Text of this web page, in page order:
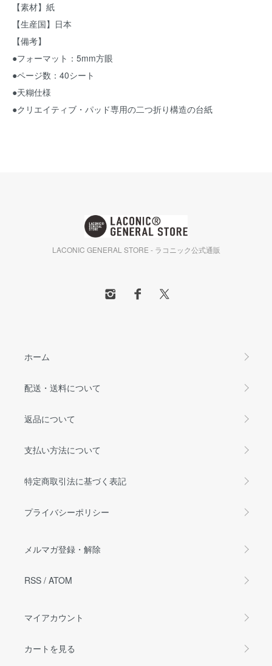
【素材】紙
【生産国】日本
【備考】
●フォーマット：5mm方眼
●ページ数：40シート
●天糊仕様
●クリエイティブ・パッド専用の二つ折り構造の台紙
LACONIC GENERAL STORE - ラコニック公式通販
ホーム
配送・送料について
返品について
支払い方法について
特定商取引法に基づく表記
プライバシーポリシー
メルマガ登録・解除
RSS / ATOM
マイアカウント
カートを見る